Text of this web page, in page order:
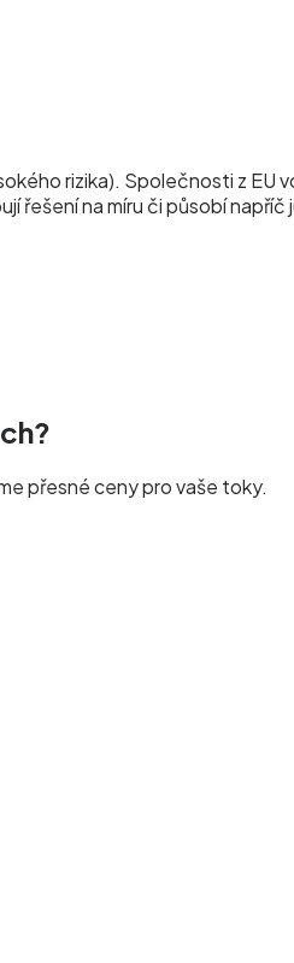
rizika). Společnosti z EU
na míru či působí
přesné ceny pro vaše toky.